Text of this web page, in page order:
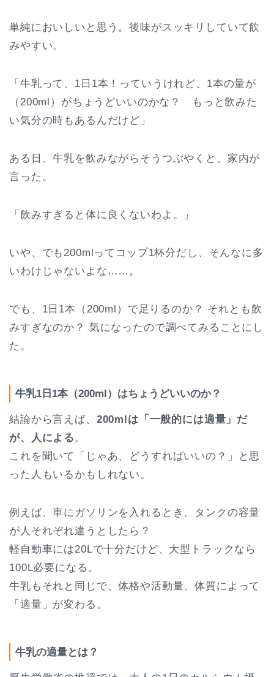
単純においしいと思う。後味がスッキリしていて飲
みやすい。
「牛乳って、1日1本！っていうけれど、1本の量が
（200ml）がちょうどいいのかな？ もっと飲みた
い気分の時もあるんだけど」
ある日、牛乳を飲みながらそうつぶやくと、家内が
言った。
「飲みすぎると体に良くないわよ。」
いや、でも200mlってコップ1杯分だし、そんなに多
いわけじゃないよな……。
でも、1日1本（200ml）で足りるのか？ それとも飲
みすぎなのか？ 気になったので調べてみることにし
た。
牛乳1日1本（200ml）はちょうどいいのか？
結論から言えば、 200mlは「一般的には適量」だ
が、人による。
これを聞いて「じゃあ、どうすればいいの？」と思
った人もいるかもしれない。
例えば、車にガソリンを入れるとき、タンクの容量
が人それぞれ違うとしたら？
軽自動車には20Lで十分だけど、大型トラックなら
100L必要になる。
牛乳もそれと同じで、体格や活動量、体質によって
「適量」が変わる。
牛乳の適量とは？